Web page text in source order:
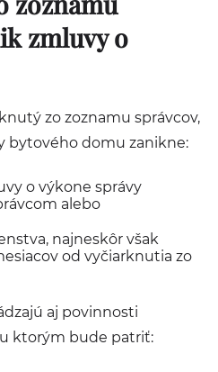
zmluvy o
zo zoznamu správcov,
bytového domu zanikne:
o výkone správy
alebo
najneskôr však
od vyčiarknutia zo
aj povinnosti
ktorým bude patriť: